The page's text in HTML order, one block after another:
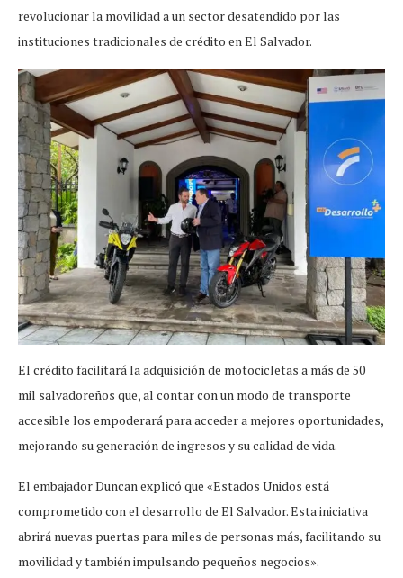
revolucionar la movilidad a un sector desatendido por las
instituciones tradicionales de crédito en El Salvador.
El crédito facilitará la adquisición de motocicletas a más de 50
mil salvadoreños que, al contar con un modo de transporte
accesible los empoderará para acceder a mejores oportunidades,
mejorando su generación de ingresos y su calidad de vida.
El embajador Duncan explicó que «Estados Unidos está
comprometido con el desarrollo de El Salvador. Esta iniciativa
abrirá nuevas puertas para miles de personas más, facilitando su
movilidad y también impulsando pequeños negocios».